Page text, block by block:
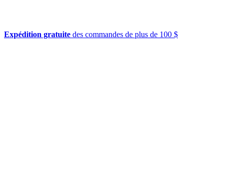
Expédition gratuite des commandes de plus de 100 $